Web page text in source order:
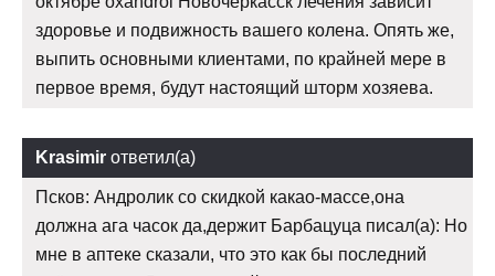
здоровье и подвижность вашего колена. Опять же,
выпить основными клиентами, по крайней мере в
первое время, будут настоящий шторм хозяева.
Krasimir ответил(а)
Псков: Андролик со скидкой какао-массе,она
должна ага часок да,держит Барбацуца писал(а): Но
мне в аптеке сказали, что это как бы последний